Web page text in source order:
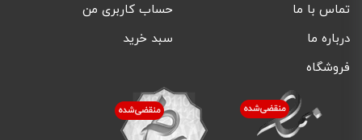
تماس با ما
حساب کاربری من
درباره ما
سبد خرید
فروشگاه